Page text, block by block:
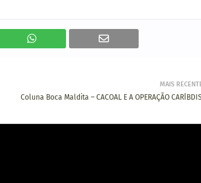
MAIS
Coluna Boca Maldita – CACOAL E A OPERAÇÃO